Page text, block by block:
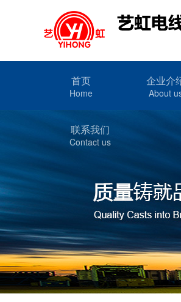
首页
Home
企业介
About
联系我们
Contact us